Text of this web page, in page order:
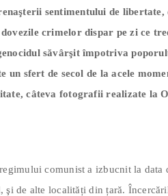
sentimentului de
crimelor dispar pe zi ce
săvârşit împotriva
sfert de secol de la acele
câteva fotografii realizate la
comunist a izbucnit la
şi de alte localități din țară.